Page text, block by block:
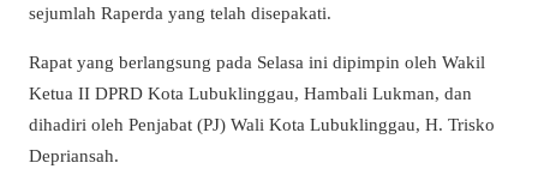
sejumlah Raperda yang telah disepakati.
Rapat yang berlangsung pada Selasa ini dipimpin oleh Wakil
Ketua II DPRD Kota Lubuklinggau, Hambali Lukman, dan
dihadiri oleh Penjabat (PJ) Wali Kota Lubuklinggau, H. Trisko
Depriansah.